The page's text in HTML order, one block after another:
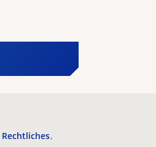
Rechtliches